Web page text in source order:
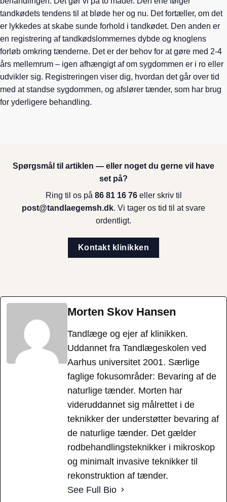
tandkødets tendens til at bløde her og nu. Det fortæller, om det
er lykkedes at skabe sunde forhold i tandkødet. Den anden er
en registrering af tandkødslommernes dybde og knoglens
forløb omkring tænderne. Det er der behov for at gøre med 2-4
års mellemrum – igen afhængigt af om sygdommen er i ro eller
udvikler sig. Registreringen viser dig, hvordan det går over tid
med at standse sygdommen, og afslører tænder, som har brug
for yderligere behandling.
Spørgsmål til artiklen — eller noget du gerne vil have
set på?
Ring til os på 86 81 16 76eller skriv til
post@tandlaegemsh.dk. Vi tager os tid til at svare
ordentligt.
Kontakt klinikken
Morten Skov Hansen
Tandlæge og ejer af klinikken.
Uddannet fra Tandlægeskolen ved
Aarhus universitet 2001. Særlige
faglige fokusområder: Bevaring af de
naturlige tænder. Morten har
videruddannet sig målrettet i de
teknikker der understøtter bevaring af
de naturlige tænder. Det gælder
rodbehandlingsteknikker i mikroskop
og minimalt invasive teknikker til
rekonstruktion af tænder.
See Full Bio